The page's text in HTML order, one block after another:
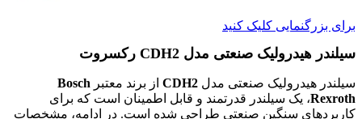
برای بزرگنمایی کلیک کنید
سیلندر هیدرولیک صنعتی مدل CDH2 رکسروت
سیلندر هیدرولیک صنعتی مدل CDH2 از برند معتبر Bosch
Rexroth، یک سیلندر قدرتمند و قابل اطمینان است که برای
کاربردهای سنگین صنعتی طراحی شده است. در ادامه، مشخصات